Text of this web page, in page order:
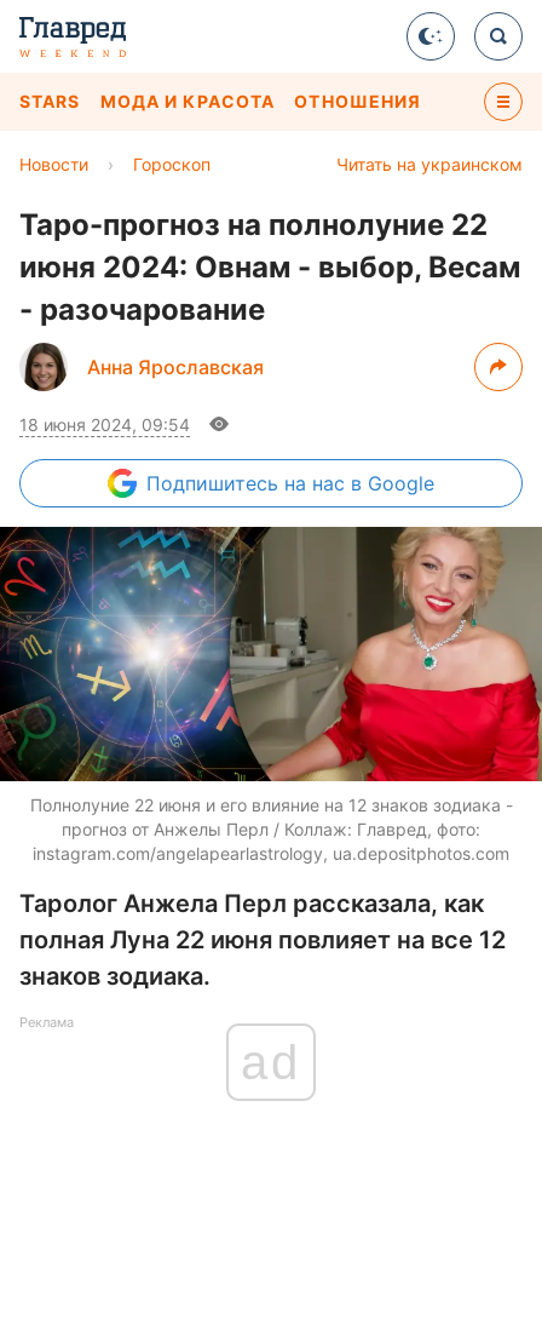
STARS МОДА И КРАСОТА ОТНОШЕНИЯ
Читать на украинском
Новости › Гороскоп
Таро-прогноз на полнолуние 22
июня 2024: Овнам - выбор, Весам
- разочарование
Анна Ярославская
18 июня 2024, 09:54
Подпишитесь на нас в Google
Полнолуние 22 июня и его влияние на 12 знаков зодиака -
прогноз от Анжелы Перл / Коллаж: Главред, фото:
instagram.com/angelapearlastrology, ua.depositphotos.com
Таролог Анжела Перл рассказала, как
полная Луна 22 июня повлияет на все 12
знаков зодиака.
Реклама
ad